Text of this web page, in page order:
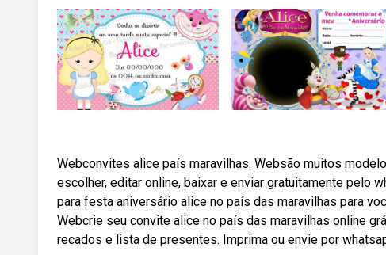
Webconvites alice país maravilhas. Websão muitos
escolher, editar online, baixar e enviar gratuitamente pelo
para festa aniversário alice no país das maravilhas para
Webcrie seu convite alice no país das maravilhas online
recados e lista de presentes. Imprima ou envie por